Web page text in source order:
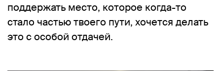
поддержать место, которое когда-то
стало частью твоего пути, хочется делать
это с особой отдачей.